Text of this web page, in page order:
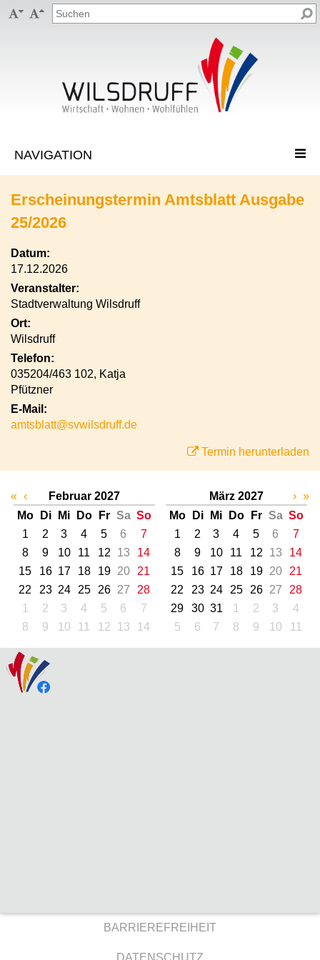
 
Erscheinungstermin Amtsblatt Ausgabe
25/2026
Datum:
17.12.2026
Veranstalter:
Stadtverwaltung Wilsdruff
Ort:
Wilsdruff
Telefon:
035204/463 102, Katja
Pfützner
E-Mail:
amtsblatt@svwilsdruff.de
Termin herunterladen
« ‹
Februar 2027
Mo
Di Mi Do Fr Sa So
1
2 3 4 5 6
7
8
9 10 11 12 13
14
15
16 17 18 19 20
21
22
23 24 25 26 27
28
1
2 3 4 5 6
7
8
9 10 11 12 13 14
März 2027
Mo
Di Mi Do Fr Sa So
1
2 3 4 5 6
7
8
9 10 11 12 13
14
15
16 17 18 19 20
21
22
23 24 25 26 27
28
29
30 31 1 2 3
4
5
6 7 8 9 10 11
› »
BARRIEREFREIHEIT
DATENSCHUTZ